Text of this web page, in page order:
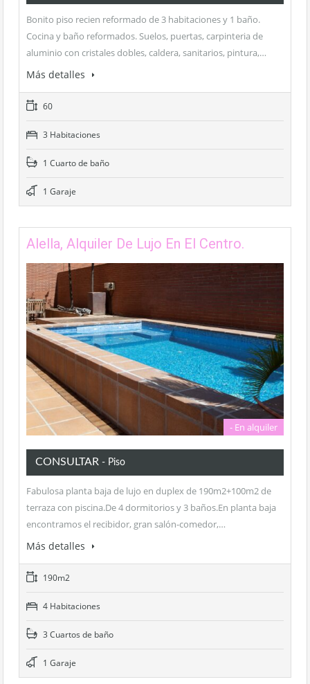
Bonito piso recien reformado de 3 habitaciones y 1 baño.
Cocina y baño reformados. Suelos, puertas, carpinteria de
aluminio con cristales dobles, caldera, sanitarios, pintura,…
Más detalles
60
3 Habitaciones
1 Cuarto de baño
1 Garaje
Alella, Alquiler De Lujo En El Centro.
- En alquiler
CONSULTAR - Piso
Fabulosa planta baja de lujo en duplex de 190m2+100m2 de
terraza con piscina.De 4 dormitorios y 3 baños.En planta baja
encontramos el recibidor, gran salón-comedor,…
Más detalles
190m2
4 Habitaciones
3 Cuartos de baño
1 Garaje